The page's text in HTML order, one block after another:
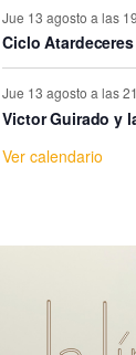
e
E
v
n
Jue 13 agosto a las
Ciclo Atardeceres
Jue 13 agosto a las
Victor Guirado y
Ver calendario